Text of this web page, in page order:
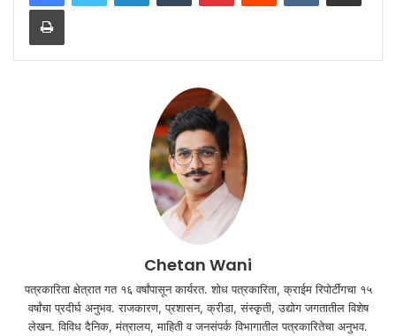
Print
Chetan Wani
पत्रकारिता क्षेत्रात गत १६ वर्षांपासून कार्यरत. शोध पत्रकारिता, क्राईम रिपोर्टींगचा १५
वर्षांचा प्रदीर्घ अनुभव. राजकारण, प्रशासन, क्रीडा, संस्कृती, उद्योग जगतातील विशेष
लेखन. विविध दैनिक, मंत्रालय, माहिती व जनसंपर्क विभागातील पत्रकारितेचा अनुभव.